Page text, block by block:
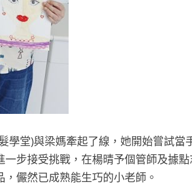
學堂)與梁媽牽起了線，她開始嘗試當
步接受挑戰，在楊晴予個管師及據
儼然已成熟能生巧的小老師。